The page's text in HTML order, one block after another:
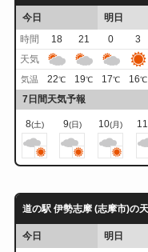
今日
明日
時間
18 21 0 3
天気
気温 22℃ 19℃ 17℃ 16℃
7日間天気予報
8(土) 9(日) 10(月) 11
道の駅 伊勢志摩 (志摩市)の
今日
明日